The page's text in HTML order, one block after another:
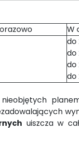
W
do
do
do
do
uiszcza w